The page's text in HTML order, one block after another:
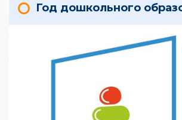
Год дошкольного